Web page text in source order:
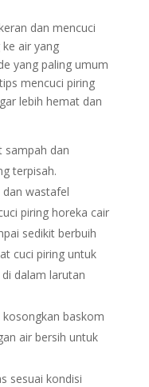
dan mencuci
air yang
yang paling umum
mencuci piring
lebih hemat dan
sampah dan
terpisah.
wastafel
piring horeka cair
sedikit berbuih
cuci piring untuk
dalam larutan
kosongkan baskom
air bersih untuk
sesuai kondisi